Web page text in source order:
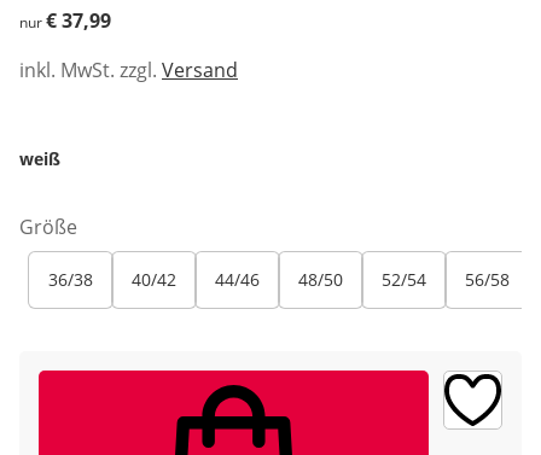
€ 37,99
nur€ 37,99
inkl. MwSt. zzgl. Versand
weiß
Größe
36/38 40/42 44/46 48/50 52/54 56/58